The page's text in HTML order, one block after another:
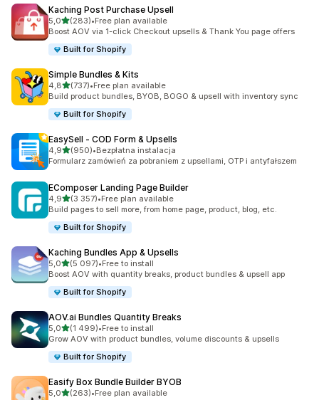
Kaching Post Purchase Upsell
5,0na 5 gwiazdek
(283)
Łączna liczba recenzji: 283
•Free plan available
Boost AOV via 1-click Checkout upsells & Thank You page offers
Built for Shopify
Simple Bundles & Kits
4,8na 5 gwiazdek
(737)
Łączna liczba recenzji: 737
•Free plan available
Build product bundles, BYOB, BOGO & upsell with inventory sync
Built for Shopify
EasySell ‑ COD Form & Upsells
4,9na 5 gwiazdek
(950)
Łączna liczba recenzji: 950
•Bezpłatna instalacja
Formularz zamówień za pobraniem z upsellami, OTP i antyfałszem
EComposer Landing Page Builder
4,9na 5 gwiazdek
(3 357)
Łączna liczba recenzji: 3357
•Free plan available
Build pages to sell more, from home page, product, blog, etc.
Built for Shopify
Kaching Bundles App & Upsells
5,0na 5 gwiazdek
(5 097)
Łączna liczba recenzji: 5097
•Free to install
Boost AOV with quantity breaks, product bundles & upsell app
Built for Shopify
AOV.ai Bundles Quantity Breaks
5,0na 5 gwiazdek
(1 499)
Łączna liczba recenzji: 1499
•Free to install
Grow AOV with product bundles, volume discounts & upsells
Built for Shopify
Easify Box Bundle Builder BYOB
5,0na 5 gwiazdek
(263)
Łączna liczba recenzji: 263
•Free plan available